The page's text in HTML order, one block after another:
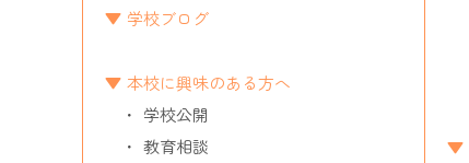
学校ブログ
本校に興味のある方へ
学校公開
教育相談